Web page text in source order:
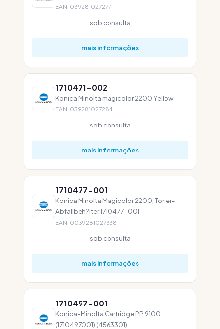
EAN: 039281027277
sob consulta
mais informações
1710471-002
Konica Minolta magicolor 2200 Yellow
EAN: 039281027284
sob consulta
mais informações
1710477-001
Konica Minolta Magicolor 2200, Toner-
Abfallbeh?lter 1710477-001
EAN: 0039281027338
sob consulta
mais informações
1710497-001
Konica-Minolta Cartridge PP 9100
(1710497001) (4563301)